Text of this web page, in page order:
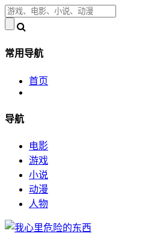
常用导航
首页
导航
电影
游戏
小说
动漫
人物